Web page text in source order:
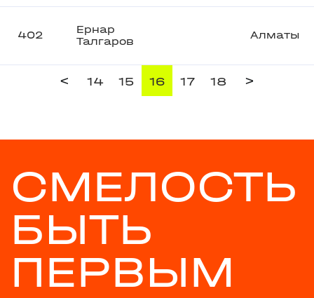
402
Ернар
Талгаров
Алматы
< 14 15 16 17 18 >
СМЕЛОСТЬ
БЫТЬ
ПЕРВЫМ